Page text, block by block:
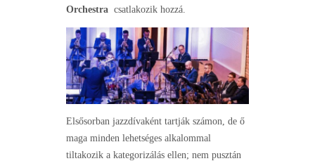
Orchestra csatlakozik hozzá.
Elsősorban jazzdívaként tartják számon, de ő
maga minden lehetséges alkalommal
tiltakozik a kategorizálás ellen; nem pusztán